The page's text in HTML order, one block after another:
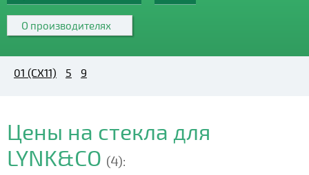
О производителях
01 (CX11) 5 9
Цены на стекла для
LYNK&CO (4):